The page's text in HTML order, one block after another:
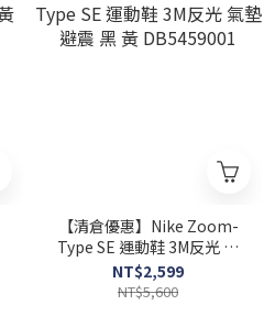
【清倉優惠】Nike Zoom-
Type SE 運動鞋 3M反光 氣
墊 避震 黑 黃 DB5459001
NT$2,599
NT$5,600